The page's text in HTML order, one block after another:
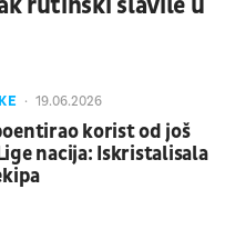
rutinski slavile u
19.06.2026
korist od još
nacija: Iskristalisala